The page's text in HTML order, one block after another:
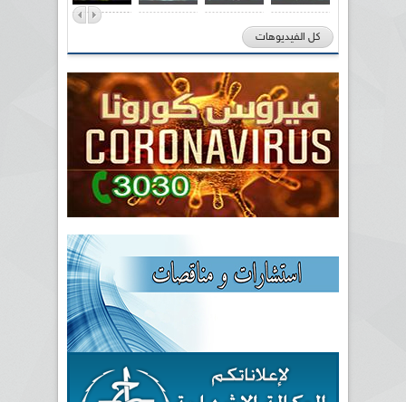
كل الفيديوهات